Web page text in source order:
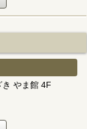
やま館 4F